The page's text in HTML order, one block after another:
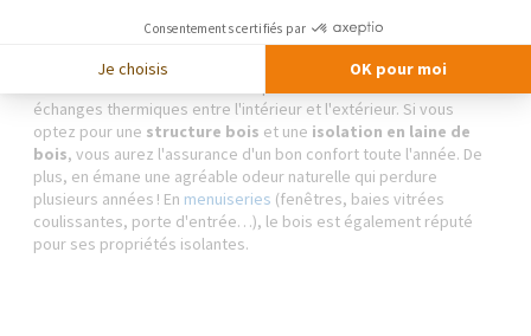
échanges thermiques entre l'intérieur et l'extérieur. Si vous
optez pour une structure bois et une isolation en laine de
bois, vous aurez l'assurance d'un bon confort toute l'année. De
plus, en émane une agréable odeur naturelle qui perdure
plusieurs années ! En menuiseries (fenêtres, baies vitrées
coulissantes, porte d'entrée…), le bois est également réputé
pour ses propriétés isolantes.
Consentements certifiés par
Je choisis OK pour moi